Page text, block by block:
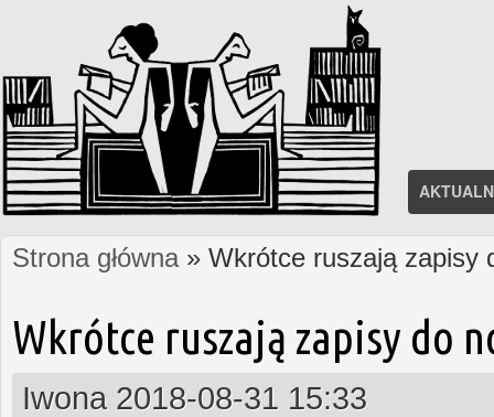
Jesteś tutaj
Strona główna» Wkrótce ruszają zapisy
Wkrótce ruszają zapisy do
Iwona 2018-08-31 15:33